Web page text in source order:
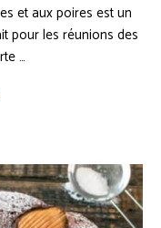
et aux poires est un
pour les réunions des
…